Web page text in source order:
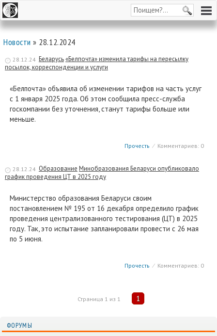
Новости » 28.12.2024
28.12.24 Беларусь«Белпочта» изменила тарифы на пересылку
посылок, корреспонденции и услуги
«Белпочта» объявила об изменении тарифов на часть услуг
с 1 января 2025 года. Об этом сообщила пресс-служба
госкомпании без уточнения, станут тарифы больше или
меньше.
Прочесть ⁄ Комментариев: 0
28.12.24 Образование Минобразования Беларуси опубликовало
график проведения ЦТ в 2025 году
Министерство образования Беларуси своим
постановлением № 195 от 16 декабря определило график
проведения централизованного тестирования (ЦТ) в 2025
году. Так, это испытание запланировали провести с 26 мая
по 5 июня.
Прочесть ⁄ Комментариев: 0
Страница 1 из 1 1
ФОРУМЫ